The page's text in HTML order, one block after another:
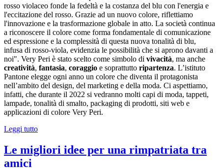
rosso violaceo fonde la fedeltà e la costanza del blu con l'energia e
l'eccitazione del rosso. Grazie ad un nuovo colore, riflettiamo
l'innovazione e la trasformazione globale in atto. La società continua
a riconoscere il colore come forma fondamentale di comunicazione
ed espressione e la complessità di questa nuova tonalità di blu,
infusa di rosso-viola, evidenzia le possibilità che si aprono davanti a
noi". Very Peri è stato scelto come simbolo di vivacità, ma anche
creatività, fantasia, coraggio e soprattutto ripartenza. L’istituto
Pantone elegge ogni anno un colore che diventa il protagonista
nell’ambito del design, del marketing e della moda. Ci aspettiamo,
infatti, che durante il 2022 si vedranno molti capi di moda, tappeti,
lampade, tonalità di smalto, packaging di prodotti, siti web e
applicazioni di colore Very Peri.
Leggi tutto
Le migliori idee per una rimpatriata tra
amici